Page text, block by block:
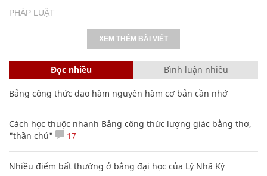
PHÁP LUẬT
XEM THÊM BÀI VIẾT
Đọc nhiều Bình luận nhiều
Bảng công thức đạo hàm nguyên hàm cơ bản cần nhớ
Cách học thuộc nhanh Bảng công thức lượng giác bằng thơ,
"thần chú"
17
Nhiều điểm bất thường ở bằng đại học của Lý Nhã Kỳ